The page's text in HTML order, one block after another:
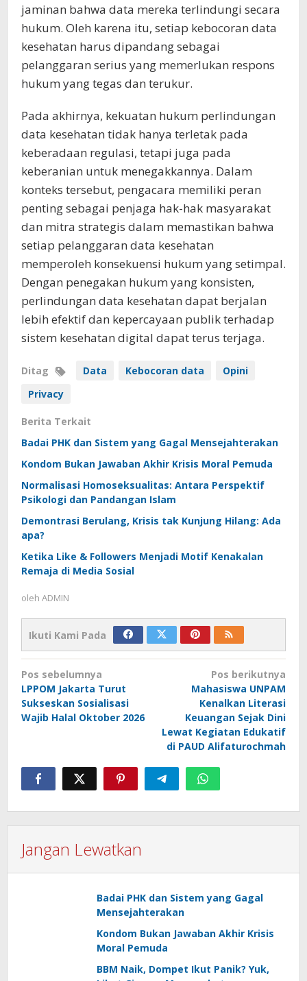
jaminan bahwa data mereka terlindungi secara
hukum. Oleh karena itu, setiap kebocoran data
kesehatan harus dipandang sebagai
pelanggaran serius yang memerlukan respons
hukum yang tegas dan terukur.
Pada akhirnya, kekuatan hukum perlindungan
data kesehatan tidak hanya terletak pada
keberadaan regulasi, tetapi juga pada
keberanian untuk menegakkannya. Dalam
konteks tersebut, pengacara memiliki peran
penting sebagai penjaga hak-hak masyarakat
dan mitra strategis dalam memastikan bahwa
setiap pelanggaran data kesehatan
memperoleh konsekuensi hukum yang setimpal.
Dengan penegakan hukum yang konsisten,
perlindungan data kesehatan dapat berjalan
lebih efektif dan kepercayaan publik terhadap
sistem kesehatan digital dapat terus terjaga.
Ditag Data Kebocoran data
Opini
Privacy
Berita Terkait
Badai PHK dan Sistem yang Gagal Mensejahterakan
Kondom Bukan Jawaban Akhir Krisis Moral Pemuda
Normalisasi Homoseksualitas: Antara Perspektif
Psikologi dan Pandangan Islam
Demontrasi Berulang, Krisis tak Kunjung Hilang: Ada
apa?
Ketika Like & Followers Menjadi Motif Kenakalan
Remaja di Media Sosial
oleh ADMIN
Ikuti Kami Pada
Navigasi
pos
Pos sebelumnya
LPPOM Jakarta Turut
Sukseskan Sosialisasi
Wajib Halal Oktober 2026
Pos berikutnya
Mahasiswa UNPAM
Kenalkan Literasi
Keuangan Sejak Dini
Lewat Kegiatan Edukatif
di PAUD Alifaturochmah
Jangan Lewatkan
Badai PHK dan Sistem yang Gagal
Mensejahterakan
Kondom Bukan Jawaban Akhir Krisis
Moral Pemuda
BBM Naik, Dompet Ikut Panik? Yuk,